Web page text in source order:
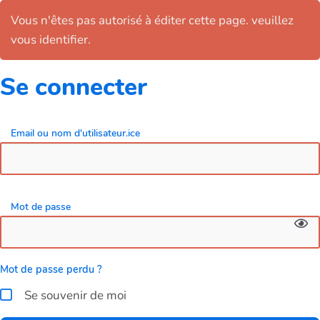
Vous n'êtes pas autorisé à éditer cette page. veuillez
vous identifier.
Se connecter
Email ou nom d'utilisateur.ice
Mot de passe
Mot de passe perdu ?
Se souvenir de moi